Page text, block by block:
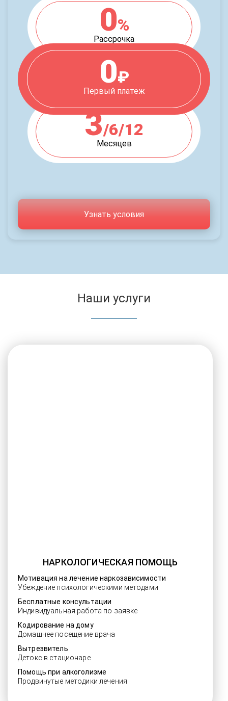
0%
Рассрочка
0₽
Первый платеж
3/6/12
Месяцев
Узнать условия
Наши услуги
НАРКОЛОГИЧЕСКАЯ ПОМОЩЬ
Мотивация на лечение наркозависимости
Убеждение психологическими методами
Бесплатные консультации
Индивидуальная работа по заявке
Кодирование на дому
Домашнее посещение врача
Вытрезвитель
Детокс в стационаре
Помощь при алкоголизме
Продвинутые методики лечения